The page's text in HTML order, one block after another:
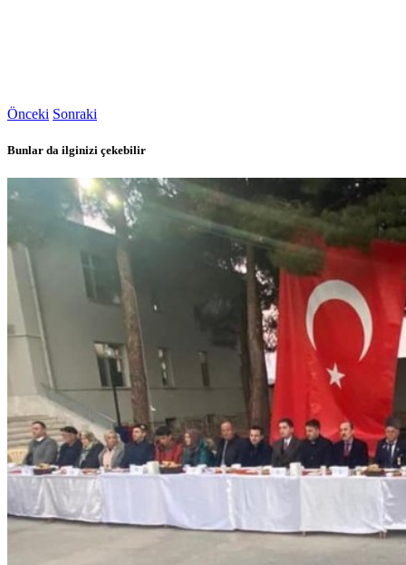
Önceki Sonraki
Bunlar da ilginizi çekebilir